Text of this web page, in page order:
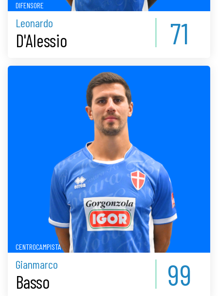
DIFENSORE
Leonardo
D'Alessio 71
CENTROCAMPISTA
Gianmarco
Basso 99